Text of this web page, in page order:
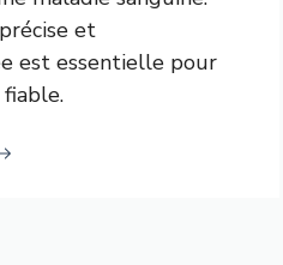
et
est essentielle pour